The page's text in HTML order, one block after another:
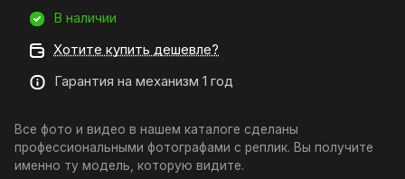
В наличии
Хотите купить дешевле?
Гарантия на механизм 1 год
Все фото и видео в нашем каталоге сделаны
профессиональными фотографами с реплик. Вы получите
именно ту модель, которую видите.